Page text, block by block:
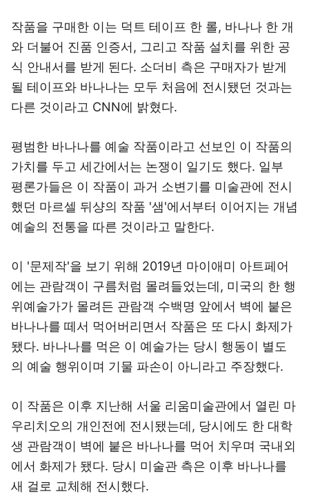
작품을 구매한 이는 덕트 테이프 한 롤, 바나나 한 개
와 더불어 진품 인증서, 그리고 작품 설치를 위한 공
식 안내서를 받게 된다. 소더비 측은 구매자가 받게
될 테이프와 바나나는 모두 처음에 전시됐던 것과는
다른 것이라고 CNN에 밝혔다.
평범한 바나나를 예술 작품이라고 선보인 이 작품의
가치를 두고 세간에서는 논쟁이 일기도 했다. 일부
평론가들은 이 작품이 과거 소변기를 미술관에 전시
했던 마르셀 뒤샹의 작품 '샘'에서부터 이어지는 개념
예술의 전통을 따른 것이라고 말한다.
이 '문제작'을 보기 위해 2019년 마이애미 아트페어
에는 관람객이 구름처럼 몰려들었는데, 미국의 한 행
위예술가가 몰려든 관람객 수백명 앞에서 벽에 붙은
바나나를 떼서 먹어버리면서 작품은 또 다시 화제가
됐다. 바나나를 먹은 이 예술가는 당시 행동이 별도
의 예술 행위이며 기물 파손이 아니라고 주장했다.
이 작품은 이후 지난해 서울 리움미술관에서 열린 마
우리치오의 개인전에 전시됐는데, 당시에도 한 대학
생 관람객이 벽에 붙은 바나나를 먹어 치우며 국내외
에서 화제가 됐다. 당시 미술관 측은 이후 바나나를
새 걸로 교체해 전시했다.